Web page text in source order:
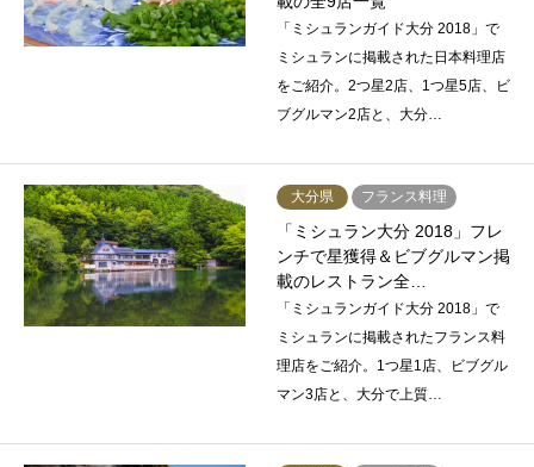
「ミシュランガイド大分 2018」で
ミシュランに掲載された日本料理店
をご紹介。2つ星2店、1つ星5店、ビ
ブグルマン2店と、大分…
大分県 フランス料理
「ミシュラン大分 2018」フレ
ンチで星獲得＆ビブグルマン掲
載のレストラン全…
「ミシュランガイド大分 2018」で
ミシュランに掲載されたフランス料
理店をご紹介。1つ星1店、ビブグル
マン3店と、大分で上質…